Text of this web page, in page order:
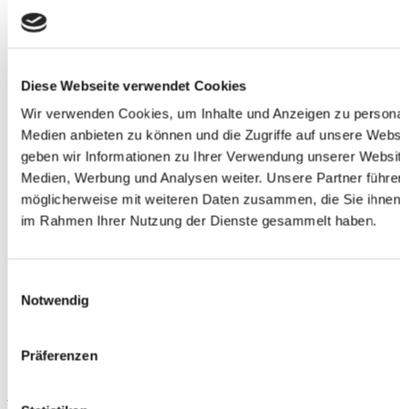
Diese Webseite verwendet Cookies
Wir verwenden Cookies, um Inhalte und Anzeigen zu
Medien anbieten zu können und die Zugriffe auf unsere
geben wir Informationen zu Ihrer Verwendung unserer
Medien, Werbung und Analysen weiter. Unsere Partner
möglicherweise mit weiteren Daten zusammen, die Sie
im Rahmen Ihrer Nutzung der Dienste gesammelt haben.
Notwendig
Präferenzen
Wegfinder Rätseltouren!
Rendezvous im Garten & Kunsthandwerkermarkt mit